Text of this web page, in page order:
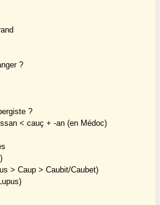
?
?
< cauç + -an (en Médoc)
> Caup > Caubit/Caubet)